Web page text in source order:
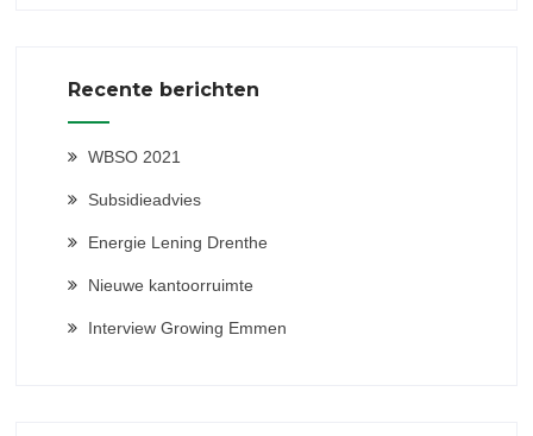
Recente berichten
WBSO 2021
Subsidieadvies
Energie Lening Drenthe
Nieuwe kantoorruimte
Interview Growing Emmen